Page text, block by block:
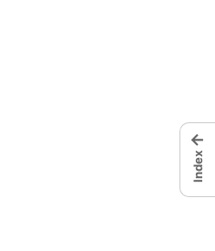
←
Index